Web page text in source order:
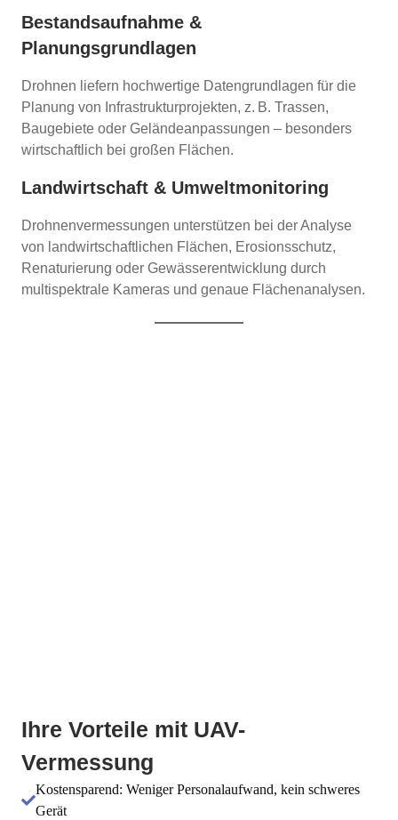
Bestandsaufnahme &
Planungsgrundlagen
Drohnen liefern hochwertige Datengrundlagen für die
Planung von Infrastrukturprojekten, z. B. Trassen,
Baugebiete oder Geländeanpassungen – besonders
wirtschaftlich bei großen Flächen.
Landwirtschaft & Umweltmonitoring
Drohnenvermessungen unterstützen bei der Analyse
von landwirtschaftlichen Flächen, Erosionsschutz,
Renaturierung oder Gewässerentwicklung durch
multispektrale Kameras und genaue Flächenanalysen.
Ihre Vorteile mit UAV-
Vermessung
Kostensparend: Weniger Personalaufwand, kein schweres
Gerät